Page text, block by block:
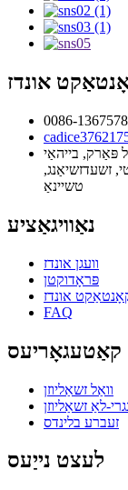
אונדז
0086-
פּאַרק, בייהאַי
זשעדזשיאַנג,
טשיינאַ
נאַוויגאַציע
וועגן אונדז
פּראָדוקטן
אונדז
FAQ
קאַטעגאָריעס
וואַל זשאַליוזן
לאַ זשאַליוזן
זעברע בלינדס
לעצט נייַעס